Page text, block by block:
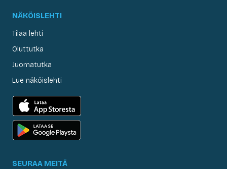
NÄKÖISLEHTI
Tilaa lehti
Oluttutka
Juomatutka
Lue näköislehti
SEURAA MEITÄ